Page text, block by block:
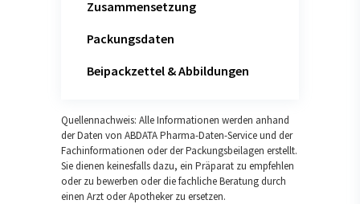
Zusammensetzung
Packungsdaten
Beipackzettel & Abbildungen
Quellennachweis: Alle Informationen werden anhand
der Daten von ABDATA Pharma-Daten-Service und der
Fachinformationen oder der Packungsbeilagen erstellt.
Sie dienen keinesfalls dazu, ein Präparat zu empfehlen
oder zu bewerben oder die fachliche Beratung durch
einen Arzt oder Apotheker zu ersetzen.